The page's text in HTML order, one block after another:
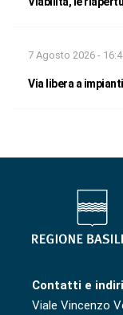
7 Agosto 2026 -
Via libera a
Contatti e
Viale Vincenzo